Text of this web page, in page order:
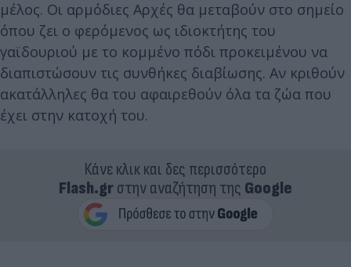
μέλος. Oι αρμόδιες Αρχές θα μεταβούν στο σημείο
όπου ζει ο φερόμενος ως ιδιοκτήτης του
γαϊδουριού με το κομμένο πόδι προκειμένου να
διαπιστώσουν τις συνθήκες διαβίωσης. Αν κριθούν
ακατάλληλες θα του αφαιρεθούν όλα τα ζώα που
έχει στην κατοχή του.
Κάνε κλικ και δες περισσότερο
Flash.grστην αναζήτηση της Google